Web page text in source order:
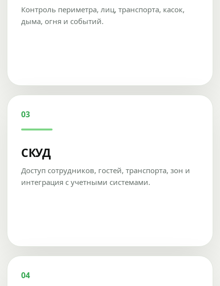
Контроль периметра, лиц, транспорта, касок,
дыма, огня и событий.
03
СКУД
Доступ сотрудников, гостей, транспорта, зон и
интеграция с учетными системами.
04